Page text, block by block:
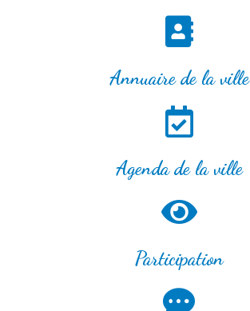
Annuaire de la ville
Agenda de la ville
Participation